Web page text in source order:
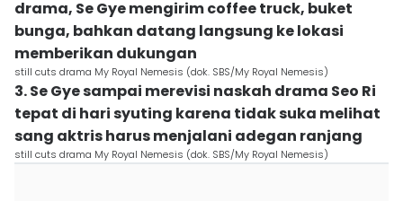
drama, Se Gye mengirim coffee truck, buket
bunga, bahkan datang langsung ke lokasi
memberikan dukungan
still cuts drama My Royal Nemesis (dok. SBS/My Royal Nemesis)
3. Se Gye sampai merevisi naskah drama Seo Ri
tepat di hari syuting karena tidak suka melihat
sang aktris harus menjalani adegan ranjang
still cuts drama My Royal Nemesis (dok. SBS/My Royal Nemesis)